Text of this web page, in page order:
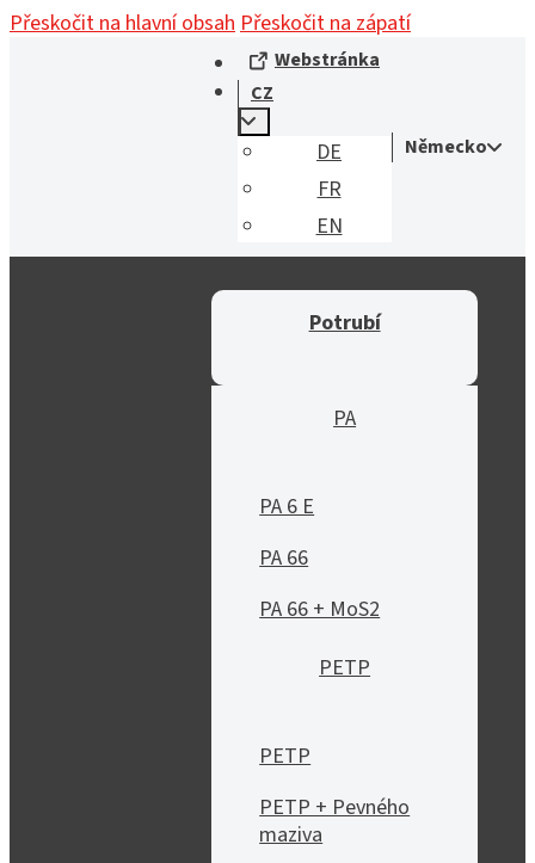
Přeskočit na hlavní obsahPřeskočit na zápatí
Webstránka
CZ
DE
FR
EN
Německo
Potrubí
PA
PA 6 E
PA 66
PA 66 + MoS2
PETP
PETP
PETP + Pevného
maziva